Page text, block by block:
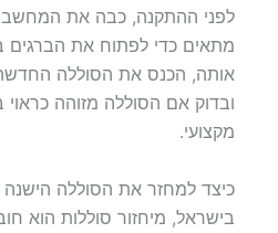
לפני ההתקנה, כבה את המחשב
מתאים כדי לפתוח את
ובדוק אם הסוללה מזוהה
מקצועי.
כיצד למחזר את הסוללה
בישראל, מיחזור סוללות הוא